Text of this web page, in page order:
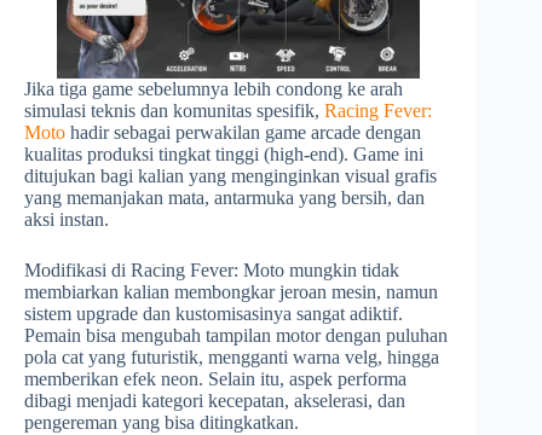
Jika tiga game sebelumnya lebih condong ke arah
simulasi teknis dan komunitas spesifik, Racing Fever:
Moto hadir sebagai perwakilan game arcade dengan
kualitas produksi tingkat tinggi (high-end). Game ini
ditujukan bagi kalian yang menginginkan visual grafis
yang memanjakan mata, antarmuka yang bersih, dan
aksi instan.
Modifikasi di Racing Fever: Moto mungkin tidak
membiarkan kalian membongkar jeroan mesin, namun
sistem upgrade dan kustomisasinya sangat adiktif.
Pemain bisa mengubah tampilan motor dengan puluhan
pola cat yang futuristik, mengganti warna velg, hingga
memberikan efek neon. Selain itu, aspek performa
dibagi menjadi kategori kecepatan, akselerasi, dan
pengereman yang bisa ditingkatkan.